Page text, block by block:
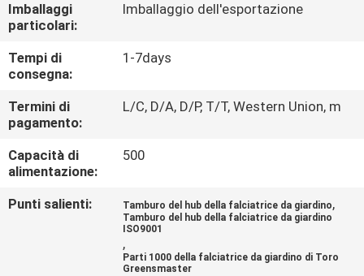
CONTATTICI
NOTIZIE
RICHIEDA
UNA
Imballaggi
particolari:
Imballaggio dell'esportazione
Tempi di
consegna:
1-7days
Termini di
pagamento:
L/C, D/A, D/P, T/T, Western Union, m
Capacità di
alimentazione:
500
Punti salienti: Tamburo del hub della falciatrice da giardino,
Tamburo del hub della falciatrice da giardino
ISO9001
,
Parti 1000 della falciatrice da giardino di Toro
Greensmaster